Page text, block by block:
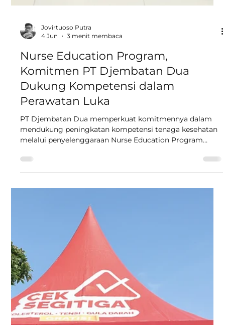
Jovirtuoso Putra
3 menit membaca
Nurse Education Program,
Komitmen PT Djembatan Dua
Dukung Kompetensi dalam
Perawatan Luka